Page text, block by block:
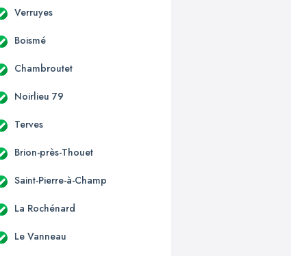
Verruyes
Boismé
Chambroutet
Noirlieu 79
Terves
Brion-près-Thouet
Saint-Pierre-à-Champ
La Rochénard
Le Vanneau